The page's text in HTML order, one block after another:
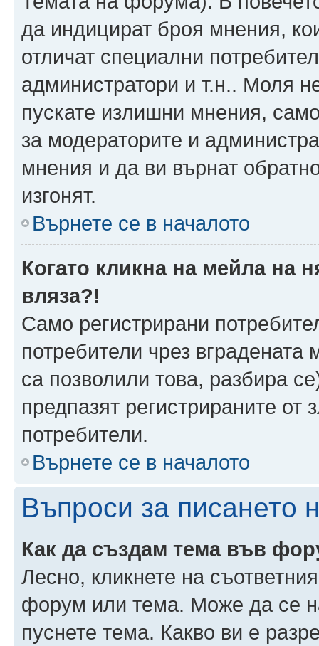
да индицират броя мнения,
отличат специални
администратори и т.н.. Моля
пускате излишни мнения,
за модераторите и
мнения и да ви върнат
изгонят.
Върнете се в началото
Когато кликна на мейла на
вляза?!
Само регистрирани
потребители чрез
са позволили това, разбира
предпазят регистрираните от
потребители.
Върнете се в началото
Въпроси за писането
Как да създам тема във
Лесно, кликнете на
форум или тема. Може да се
пуснете тема. Какво ви е